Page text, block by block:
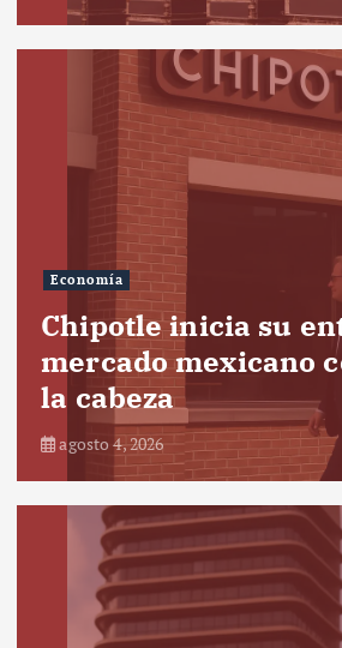
Economía
Chipotle inicia su
mercado mexicano
la cabeza
agosto 4, 2026